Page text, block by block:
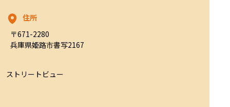
住所
〒671-2280
兵庫県姫路市書写2167
ストリートビュー